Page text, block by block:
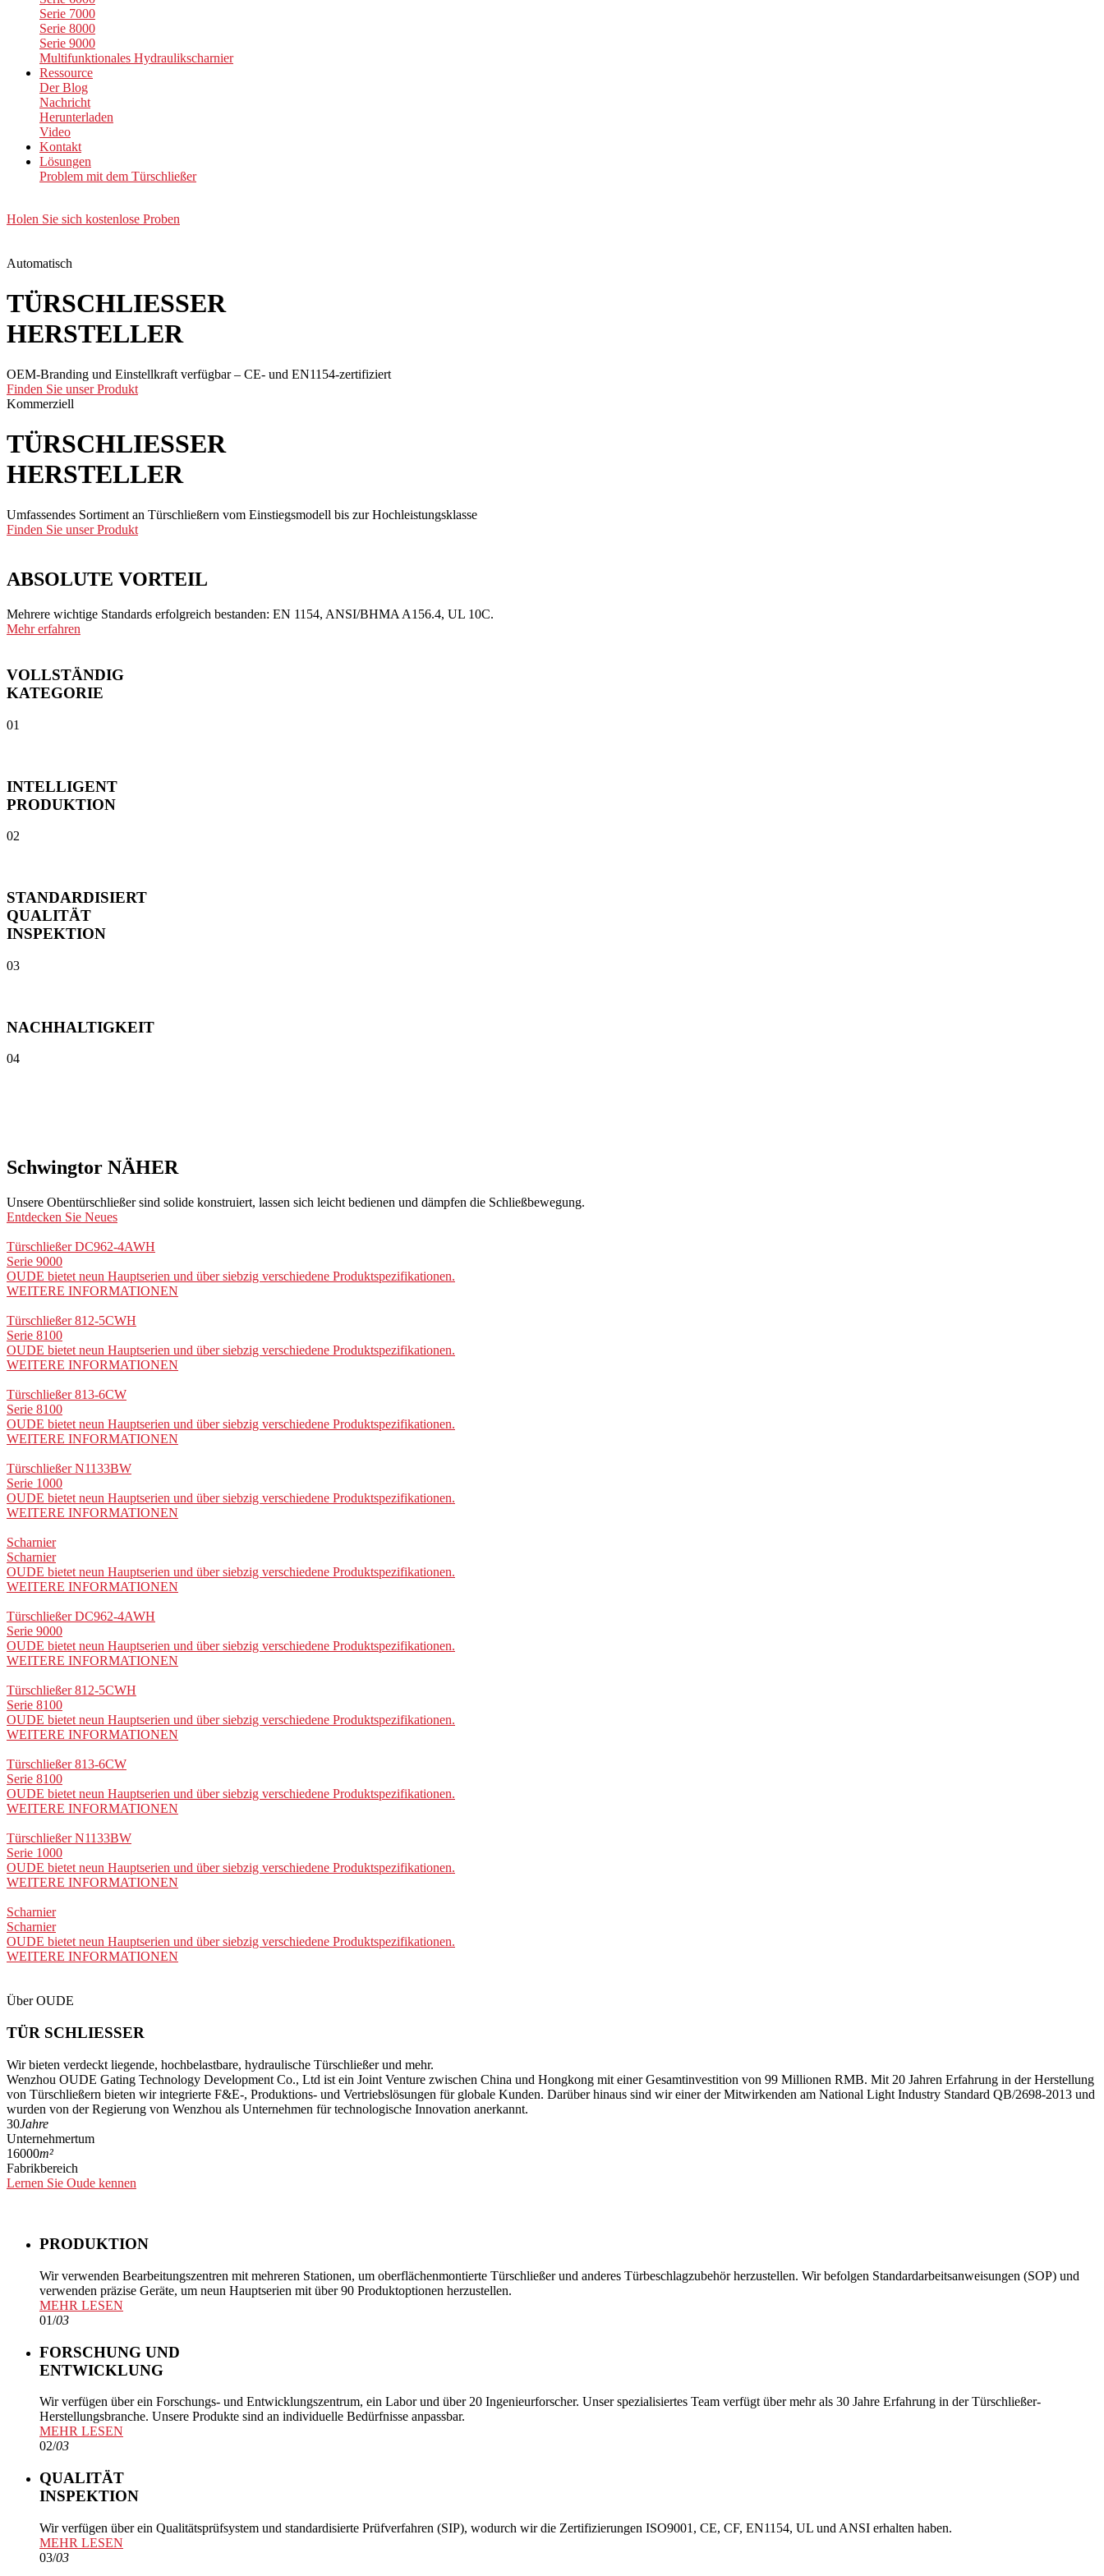
Serie 7000
Serie 8000
Serie 9000
Multifunktionales Hydraulikscharnier
Ressource
Der Blog
Nachricht
Herunterladen
Video
Kontakt
Lösungen
Problem mit dem Türschließer
Holen Sie sich kostenlose Proben
Automatisch
TÜRSCHLIESSER
HERSTELLER
OEM-Branding und Einstellkraft verfügbar – CE- und EN1154-zertifiziert
Finden Sie unser Produkt
Kommerziell
TÜRSCHLIESSER
HERSTELLER
Umfassendes Sortiment an Türschließern vom Einstiegsmodell bis zur Hochleistungsklasse
Finden Sie unser Produkt
ABSOLUTE VORTEIL
Mehrere wichtige Standards erfolgreich bestanden: EN 1154, ANSI/BHMA A156.4, UL 10C.
Mehr erfahren
VOLLSTÄNDIG
KATEGORIE
01
INTELLIGENT
PRODUKTION
02
STANDARDISIERT
QUALITÄT
INSPEKTION
03
NACHHALTIGKEIT
04
Schwingtor NÄHER
Unsere Obentürschließer sind solide konstruiert, lassen sich leicht bedienen und dämpfen die Schließbewegung.
Entdecken Sie Neues
Türschließer DC962-4AWH
Serie 9000
OUDE bietet neun Hauptserien und über siebzig verschiedene Produktspezifikationen.
WEITERE INFORMATIONEN
Türschließer 812-5CWH
Serie 8100
OUDE bietet neun Hauptserien und über siebzig verschiedene Produktspezifikationen.
WEITERE INFORMATIONEN
Türschließer 813-6CW
Serie 8100
OUDE bietet neun Hauptserien und über siebzig verschiedene Produktspezifikationen.
WEITERE INFORMATIONEN
Türschließer N1133BW
Serie 1000
OUDE bietet neun Hauptserien und über siebzig verschiedene Produktspezifikationen.
WEITERE INFORMATIONEN
Scharnier
Scharnier
OUDE bietet neun Hauptserien und über siebzig verschiedene Produktspezifikationen.
WEITERE INFORMATIONEN
Türschließer DC962-4AWH
Serie 9000
OUDE bietet neun Hauptserien und über siebzig verschiedene Produktspezifikationen.
WEITERE INFORMATIONEN
Türschließer 812-5CWH
Serie 8100
OUDE bietet neun Hauptserien und über siebzig verschiedene Produktspezifikationen.
WEITERE INFORMATIONEN
Türschließer 813-6CW
Serie 8100
OUDE bietet neun Hauptserien und über siebzig verschiedene Produktspezifikationen.
WEITERE INFORMATIONEN
Türschließer N1133BW
Serie 1000
OUDE bietet neun Hauptserien und über siebzig verschiedene Produktspezifikationen.
WEITERE INFORMATIONEN
Scharnier
Scharnier
OUDE bietet neun Hauptserien und über siebzig verschiedene Produktspezifikationen.
WEITERE INFORMATIONEN
Über OUDE
TÜR SCHLIESSER
Wir bieten verdeckt liegende, hochbelastbare, hydraulische Türschließer und mehr.
Wenzhou OUDE Gating Technology Development Co., Ltd ist ein Joint Venture zwischen China und Hongkong mit einer Gesamtinvestition von 99 Millionen RMB. Mit 20 Jahren Erfahrung in der Herstellung
von Türschließern bieten wir integrierte F&E-, Produktions- und Vertriebslösungen für globale Kunden. Darüber hinaus sind wir einer der Mitwirkenden am National Light Industry Standard QB/2698-2013 und
wurden von der Regierung von Wenzhou als Unternehmen für technologische Innovation anerkannt.
30Jahre
Unternehmertum
16000m²
Fabrikbereich
Lernen Sie Oude kennen
PRODUKTION
Wir verwenden Bearbeitungszentren mit mehreren Stationen, um oberflächenmontierte Türschließer und anderes Türbeschlagzubehör herzustellen. Wir befolgen Standardarbeitsanweisungen (SOP) und
verwenden präzise Geräte, um neun Hauptserien mit über 90 Produktoptionen herzustellen.
MEHR LESEN
01/03
FORSCHUNG UND
ENTWICKLUNG
Wir verfügen über ein Forschungs- und Entwicklungszentrum, ein Labor und über 20 Ingenieurforscher. Unser spezialisiertes Team verfügt über mehr als 30 Jahre Erfahrung in der Türschließer-
Herstellungsbranche. Unsere Produkte sind an individuelle Bedürfnisse anpassbar.
MEHR LESEN
02/03
QUALITÄT
INSPEKTION
Wir verfügen über ein Qualitätsprüfsystem und standardisierte Prüfverfahren (SIP), wodurch wir die Zertifizierungen ISO9001, CE, CF, EN1154, UL und ANSI erhalten haben.
MEHR LESEN
03/03